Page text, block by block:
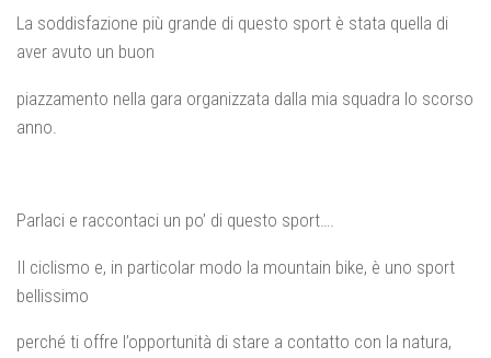
La soddisfazione più grande di questo sport è stata quella di
aver avuto un buon
piazzamento nella gara organizzata dalla mia squadra lo scorso
anno.
Parlaci e raccontaci un po’ di questo sport….
Il ciclismo e, in particolar modo la mountain bike, è uno sport
bellissimo
perché ti offre l’opportunità di stare a contatto con la natura,